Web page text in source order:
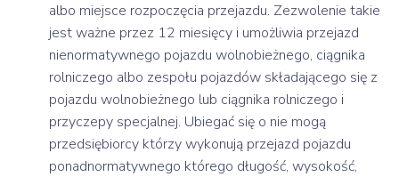
albo miejsce rozpoczęcia przejazdu. Zezwolenie takie
jest ważne przez 12 miesięcy i umożliwia przejazd
nienormatywnego pojazdu wolnobieżnego, ciągnika
rolniczego albo zespołu pojazdów składającego się z
pojazdu wolnobieżnego lub ciągnika rolniczego i
przyczepy specjalnej. Ubiegać się o nie mogą
przedsiębiorcy którzy wykonują przejazd pojazdu
ponadnormatywnego którego długość, wysokość,